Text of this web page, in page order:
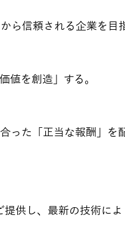
ら信頼される企業を目指
値を創造」する。
った「正当な報酬」を
供し、最新の技術によ